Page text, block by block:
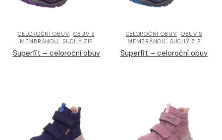
CELOROČNÍ OBUV, OBUV S
MEMBRÁNOU, SUCHÝ ZIP
Superfit – celoroční obuv
CELOROČNÍ OBUV, OBUV S
MEMBRÁNOU,SUCHÝ ZIP
Superfit – celoroční obuv